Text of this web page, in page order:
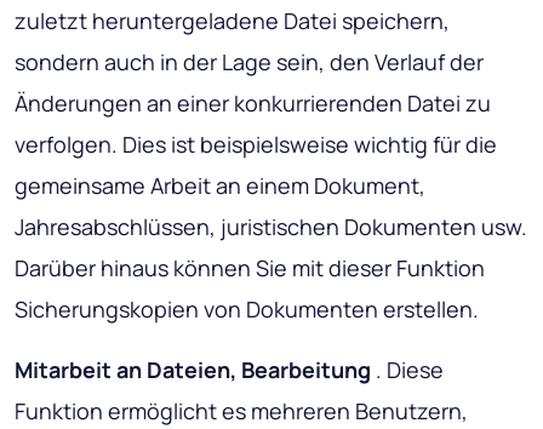
zuletzt heruntergeladene Datei speichern,
sondern auch in der Lage sein, den Verlauf der
Änderungen an einer konkurrierenden Datei zu
verfolgen. Dies ist beispielsweise wichtig für die
gemeinsame Arbeit an einem Dokument,
Jahresabschlüssen, juristischen Dokumenten usw.
Darüber hinaus können Sie mit dieser Funktion
Sicherungskopien von Dokumenten erstellen.
Mitarbeit an Dateien, Bearbeitung . Diese
Funktion ermöglicht es mehreren Benutzern,